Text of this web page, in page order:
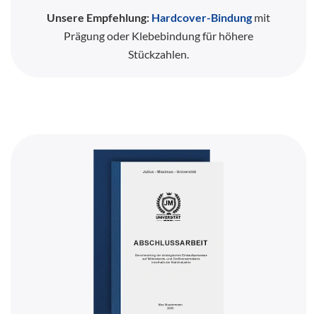
Unsere Empfehlung: Hardcover-Bindung mit
Prägung oder Klebebindung für höhere
Stückzahlen.